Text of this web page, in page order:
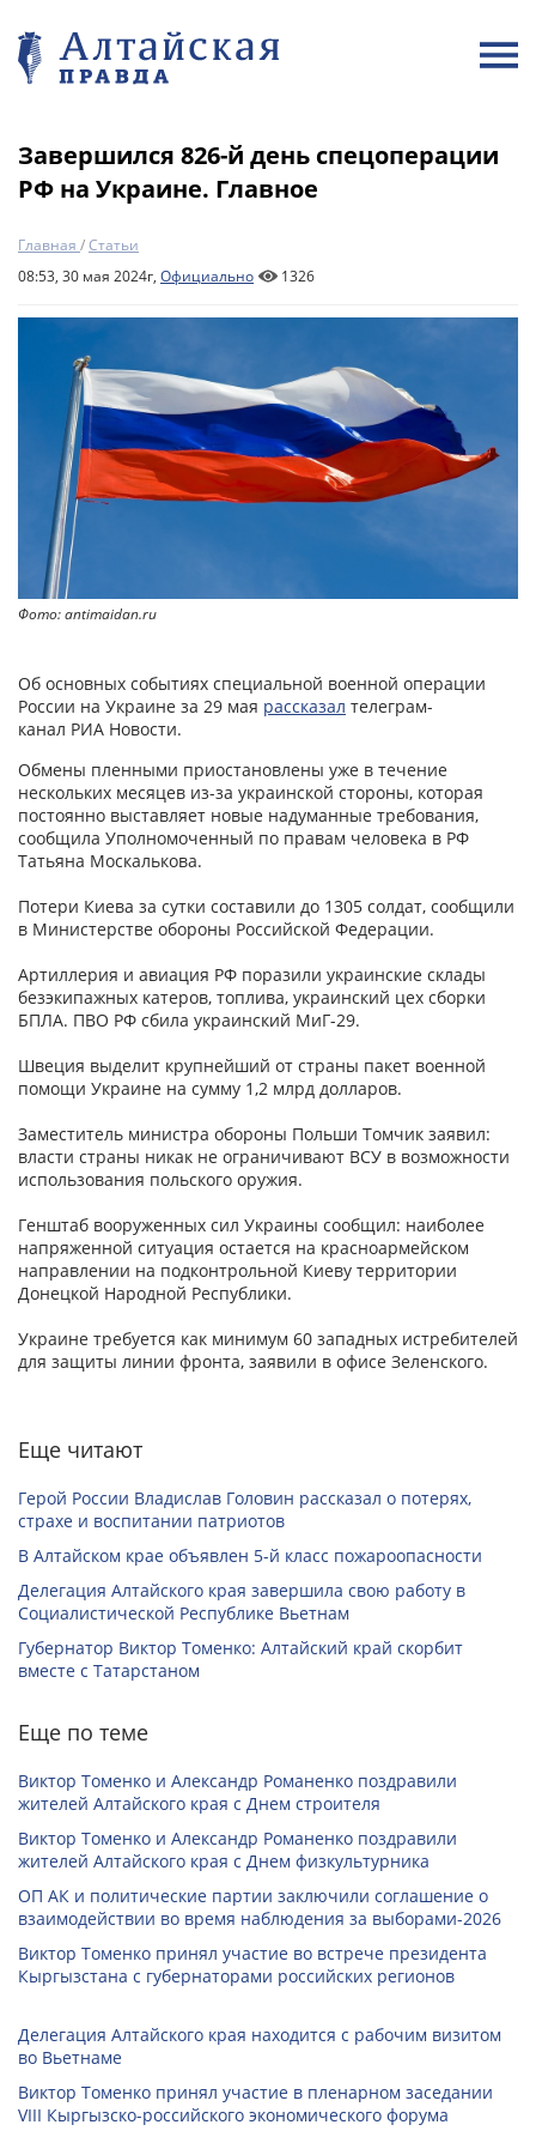
Завершился 826-й день спецоперации
РФ на Украине. Главное
Главная /Статьи
08:53, 30 мая 2024г, Официально 1326
Фото: antimaidan.ru
Об основных событиях специальной военной операции
России на Украине за 29 мая рассказал телеграм-
канал РИА Новости.
Обмены пленными приостановлены уже в течение
нескольких месяцев из-за украинской стороны, которая
постоянно выставляет новые надуманные требования,
сообщила Уполномоченный по правам человека в РФ
Татьяна Москалькова.
Потери Киева за сутки составили до 1305 солдат, сообщили
в Министерстве обороны Российской Федерации.
Артиллерия и авиация РФ поразили украинские склады
безэкипажных катеров, топлива, украинский цех сборки
БПЛА. ПВО РФ сбила украинский МиГ-29.
Швеция выделит крупнейший от страны пакет военной
помощи Украине на сумму 1,2 млрд долларов.
Заместитель министра обороны Польши Томчик заявил:
власти страны никак не ограничивают ВСУ в возможности
использования польского оружия.
Генштаб вооруженных сил Украины сообщил: наиболее
напряженной ситуация остается на красноармейском
направлении на подконтрольной Киеву территории
Донецкой Народной Республики.
Украине требуется как минимум 60 западных истребителей
для защиты линии фронта, заявили в офисе Зеленского.
Еще читают
Герой России Владислав Головин рассказал о потерях,
страхе и воспитании патриотов
В Алтайском крае объявлен 5-й класс пожароопасности
Делегация Алтайского края завершила свою работу в
Социалистической Республике Вьетнам
Губернатор Виктор Томенко: Алтайский край скорбит
вместе с Татарстаном
Еще по теме
Виктор Томенко и Александр Романенко поздравили
жителей Алтайского края с Днем строителя
Виктор Томенко и Александр Романенко поздравили
жителей Алтайского края с Днем физкультурника
ОП АК и политические партии заключили соглашение о
взаимодействии во время наблюдения за выборами-2026
Виктор Томенко принял участие во встрече президента
Кыргызстана с губернаторами российских регионов
Делегация Алтайского края находится с рабочим визитом
во Вьетнаме
Виктор Томенко принял участие в пленарном заседании
VIII Кыргызско-российского экономического форума